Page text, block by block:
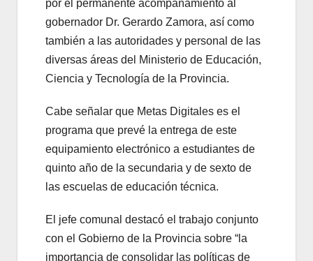
por el permanente acompañamiento al
gobernador Dr. Gerardo Zamora, así como
también a las autoridades y personal de las
diversas áreas del Ministerio de Educación,
Ciencia y Tecnología de la Provincia.
Cabe señalar que Metas Digitales es el
programa que prevé la entrega de este
equipamiento electrónico a estudiantes de
quinto año de la secundaria y de sexto de
las escuelas de educación técnica.
El jefe comunal destacó el trabajo conjunto
con el Gobierno de la Provincia sobre “la
importancia de consolidar las políticas de